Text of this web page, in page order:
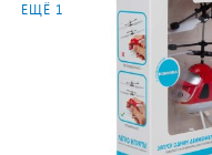
ЕЩЁ 1